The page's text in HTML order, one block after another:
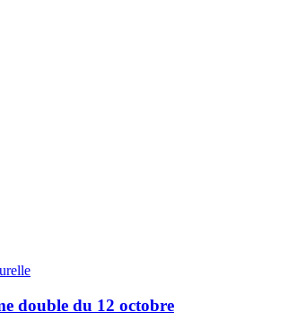
double du 12 octobre